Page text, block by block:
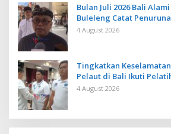
Bulan Juli 2026 Bali Alami Deflasi -
Buleleng Catat
4 August 2026
Tingkatkan
Pelaut di Bali Ikuti
4 August 2026